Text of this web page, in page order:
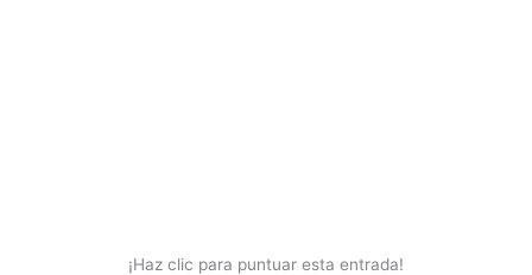
¡Haz clic para puntuar esta entrada!